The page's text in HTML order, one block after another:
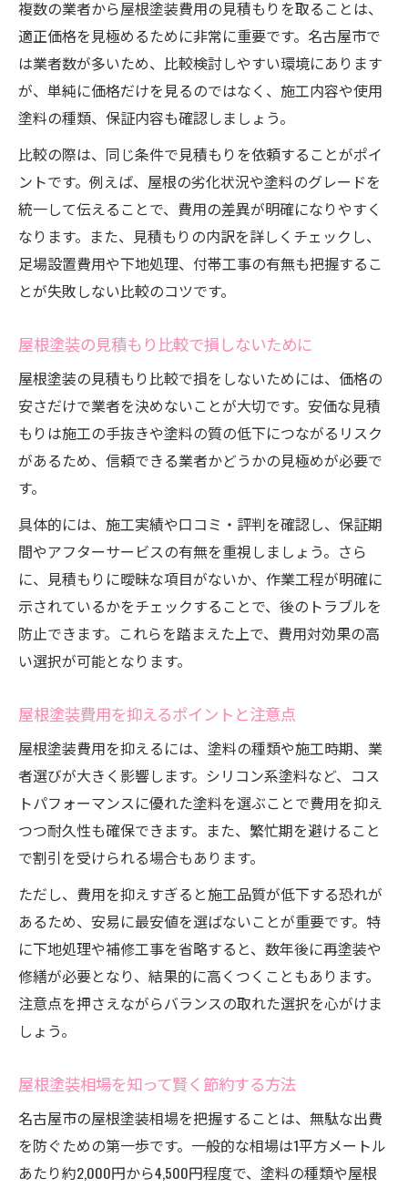
複数の業者から屋根塗装費用の見積もりを取ることは、
適正価格を見極めるために非常に重要です。名古屋市で
は業者数が多いため、比較検討しやすい環境にあります
が、単純に価格だけを見るのではなく、施工内容や使用
塗料の種類、保証内容も確認しましょう。
比較の際は、同じ条件で見積もりを依頼することがポイ
ントです。例えば、屋根の劣化状況や塗料のグレードを
統一して伝えることで、費用の差異が明確になりやすく
なります。また、見積もりの内訳を詳しくチェックし、
足場設置費用や下地処理、付帯工事の有無も把握するこ
とが失敗しない比較のコツです。
屋根塗装の見積もり比較で損しないために
屋根塗装の見積もり比較で損をしないためには、価格の
安さだけで業者を決めないことが大切です。安価な見積
もりは施工の手抜きや塗料の質の低下につながるリスク
があるため、信頼できる業者かどうかの見極めが必要で
す。
具体的には、施工実績や口コミ・評判を確認し、保証期
間やアフターサービスの有無を重視しましょう。さら
に、見積もりに曖昧な項目がないか、作業工程が明確に
示されているかをチェックすることで、後のトラブルを
防止できます。これらを踏まえた上で、費用対効果の高
い選択が可能となります。
屋根塗装費用を抑えるポイントと注意点
屋根塗装費用を抑えるには、塗料の種類や施工時期、業
者選びが大きく影響します。シリコン系塗料など、コス
トパフォーマンスに優れた塗料を選ぶことで費用を抑え
つつ耐久性も確保できます。また、繁忙期を避けること
で割引を受けられる場合もあります。
ただし、費用を抑えすぎると施工品質が低下する恐れが
あるため、安易に最安値を選ばないことが重要です。特
に下地処理や補修工事を省略すると、数年後に再塗装や
修繕が必要となり、結果的に高くつくこともあります。
注意点を押さえながらバランスの取れた選択を心がけま
しょう。
屋根塗装相場を知って賢く節約する方法
名古屋市の屋根塗装相場を把握することは、無駄な出費
を防ぐための第一歩です。一般的な相場は1平方メートル
あたり約2,000円から4,500円程度で、塗料の種類や屋根